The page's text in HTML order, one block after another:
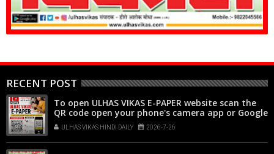
RECENT POST
To open ULHAS VIKAS E-PAPER website scan the
QR code open your phone's camera app or Google
Lens, point it at the code, and tap the web link
popup that appears on your screen
ULHAS VIKAS HINDI DAILY 2026-7-26